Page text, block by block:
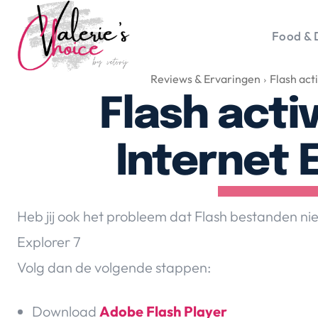
Travel
Food
Top 5
Food &
Reviews & Ervaringen Flash
Flash
Internet
Heb jij ook het probleem dat Flash bestanden
Explorer 7
Volg dan de volgende stappen:
Download Adobe Flash Player